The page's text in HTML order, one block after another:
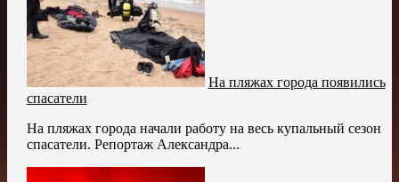
На пляжах города появились
спасатели
На пляжах города начали работу на весь купальный сезон
спасатели. Репортаж Александра...